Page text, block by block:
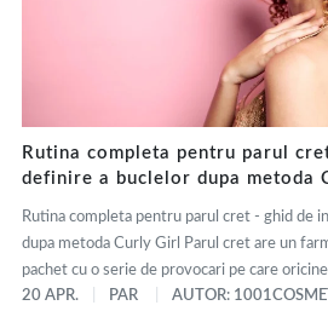
Rutina completa pentru parul
definire a buclelor dupa metoda
Rutina completa pentru parul cret - ghid de
dupa metoda Curly Girl Parul cret are un
pachet cu o serie de provocari pe care
20 APR.
PAR AUTOR: